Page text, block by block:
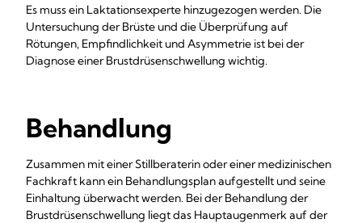
Es muss ein Laktationsexperte hinzugezogen werden. Die
Untersuchung der Brüste und die Überprüfung auf
Rötungen, Empfindlichkeit und Asymmetrie ist bei der
Diagnose einer Brustdrüsenschwellung wichtig.
Behandlung
Zusammen mit einer Stillberaterin oder einer medizinischen
Fachkraft kann ein Behandlungsplan aufgestellt und seine
Einhaltung überwacht werden. Bei der Behandlung der
Brustdrüsenschwellung liegt das Hauptaugenmerk auf der